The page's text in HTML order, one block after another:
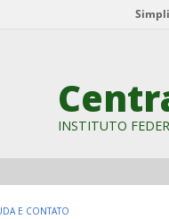
INSTITUTO
E CONTATO